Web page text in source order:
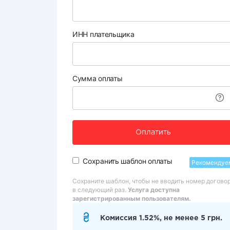
ИНН плательщика
Сумма оплаты
Оплатить
Сохранить шаблон оплаты
Сохраните шаблон, чтобы не вводить номер
в следующий раз. Услуга доступна
зарегистрированным пользователям.
Комиссия 1.52%, не менее 5 грн.